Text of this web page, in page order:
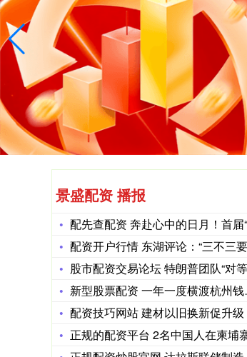
景盛配资 播报
配先查配资 奔赴心中的日月！首届“山海遊杯”商学院香格里拉挑
配资开户行情 东湖评论：“三不三要”讲好思政
股市配资交易论坛 特朗普团队“对等关税”公式：从答案倒推出的
新型股票配资 一年一度横渡杭州钱塘江活动结束 万人共赴水上盛
配资技巧网站 建材以旧换新促升级
正规的配资平台 2名中国人在柬埔寨遇害遭抛尸河中 警方破案
沪深300 4694.44 43.13 0.93%